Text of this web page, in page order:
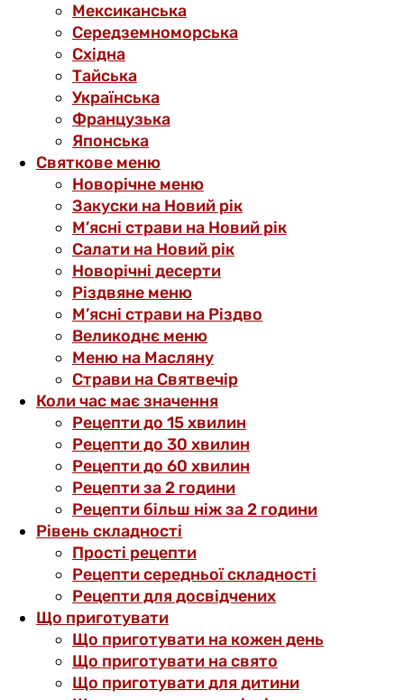
Мексиканська
Середземноморська
Східна
Тайська
Українська
Французька
Японська
Святкове меню
Новорічне меню
Закуски на Новий рік
М’ясні страви на Новий рік
Салати на Новий рік
Новорічні десерти
Різдвяне меню
М’ясні страви на Різдво
Великоднє меню
Меню на Масляну
Страви на Святвечір
Коли час має значення
Рецепти до 15 хвилин
Рецепти до 30 хвилин
Рецепти до 60 хвилин
Рецепти за 2 години
Рецепти більш ніж за 2 години
Рівень складності
Прості рецепти
Рецепти середньої складності
Рецепти для досвідчених
Що приготувати
Що приготувати на кожен день
Що приготувати на свято
Що приготувати для дитини